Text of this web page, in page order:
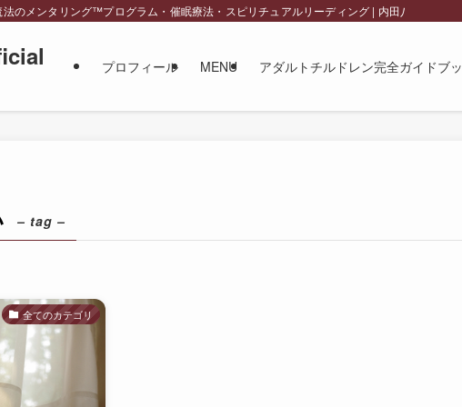
法のメンタリング™︎プログラム・催眠療法・スピリチュアルリーディング | 内田八千代
プロフィール MENU アダルトチルドレン完全ガイドブ
– tag –
全てのカテゴリ